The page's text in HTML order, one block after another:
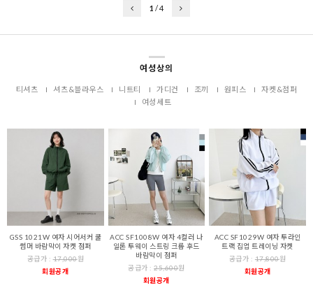
1 /4
여성상의
티셔츠 셔츠&블라우스 니트티 가디건 조끼 원피스
자켓&점퍼
여성세트
GSS 1021W 여자 시어서커 쿨
썸머 바람막이 자켓 점퍼
공급가 :17,000원
회원공개
ACC SF1008W 여자 4컬러 나
일론 투웨이 스트링 크롭 후드
바람막이 점퍼
공급가 :25,600원
회원공개
ACC SF1029W 여자 투라인
트랙 집업 트레이닝 자켓
공급가 : 17,800원
회원공개